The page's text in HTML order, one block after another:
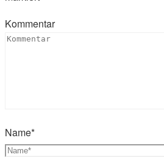
Kommentar
Name*